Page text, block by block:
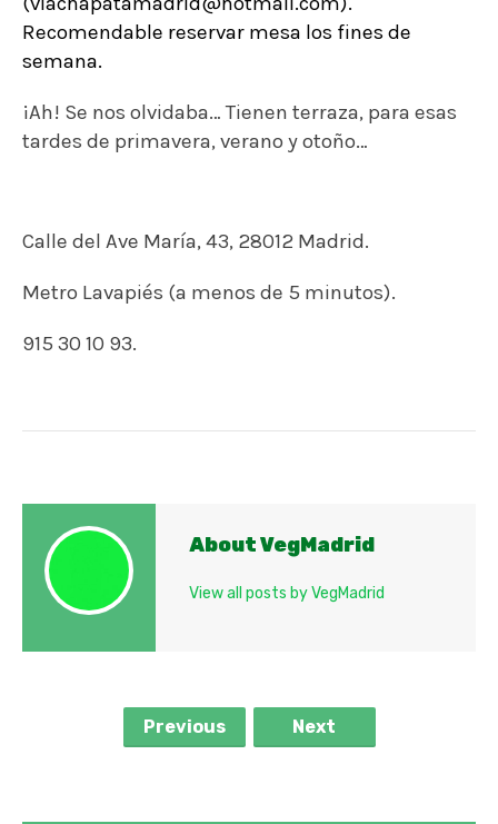
Recomendable reservar mesa los fines de
semana.
¡Ah! Se nos olvidaba… Tienen terraza, para esas
tardes de primavera, verano y otoño…
Calle del Ave María, 43, 28012 Madrid.
Metro Lavapiés (a menos de 5 minutos).
915 30 10 93.
About VegMadrid
View all posts by VegMadrid
Previous Next